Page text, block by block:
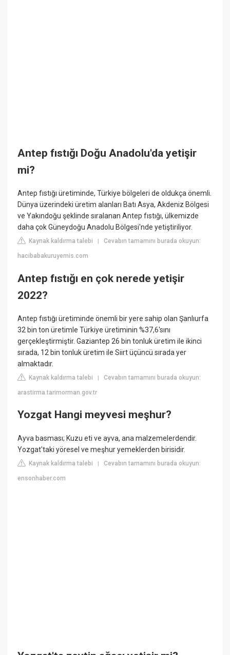
Antep fıstığı Doğu Anadolu'da yetişir
mi?
Antep fıstığı üretiminde, Türkiye bölgeleri de oldukça önemli.
Dünya üzerindeki üretim alanları Batı Asya, Akdeniz Bölgesi
ve Yakındoğu şeklinde sıralanan Antep fıstığı, ülkemizde
daha çok Güneydoğu Anadolu Bölgesi'nde yetiştiriliyor.
Kaynak kaldırma talebi |Cevabın tamamını burada okuyun:
hacibabakuruyemis.com
Antep fıstığı en çok nerede yetişir
2022?
Antep fıstığı üretiminde önemli bir yere sahip olan Şanlıurfa
32 bin ton üretimle Türkiye üretiminin %37,6'sını
gerçekleştirmiştir. Gaziantep 26 bin tonluk üretim ile ikinci
sırada, 12 bin tonluk üretim ile Siirt üçüncü sırada yer
almaktadır.
Kaynak kaldırma talebi |Cevabın tamamını burada okuyun:
arastirma.tarimorman.gov.tr
Yozgat Hangi meyvesi meşhur?
Ayva basması; Kuzu eti ve ayva, ana malzemelerdendir.
Yozgat'taki yöresel ve meşhur yemeklerden birisidir.
Kaynak kaldırma talebi |Cevabın tamamını burada okuyun:
ensonhaber.com